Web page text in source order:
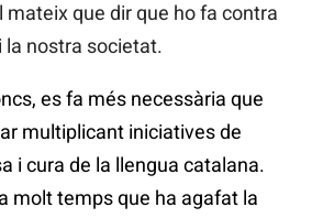
mateix que dir que ho fa contra
la nostra societat.
es fa més necessària que
multiplicant iniciatives de
i cura de la llengua catalana.
molt temps que ha agafat la